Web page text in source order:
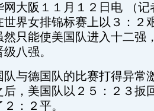
阪１１月１２日电 （记
世界女排锦标赛上以３：２
然只能使美国队进入十二强
八强。
德国队的比赛打得异常
后，美国队以２５：２３扳
：２平。